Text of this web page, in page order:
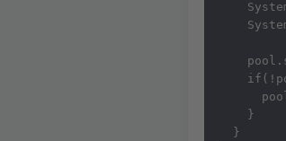
    }
  }